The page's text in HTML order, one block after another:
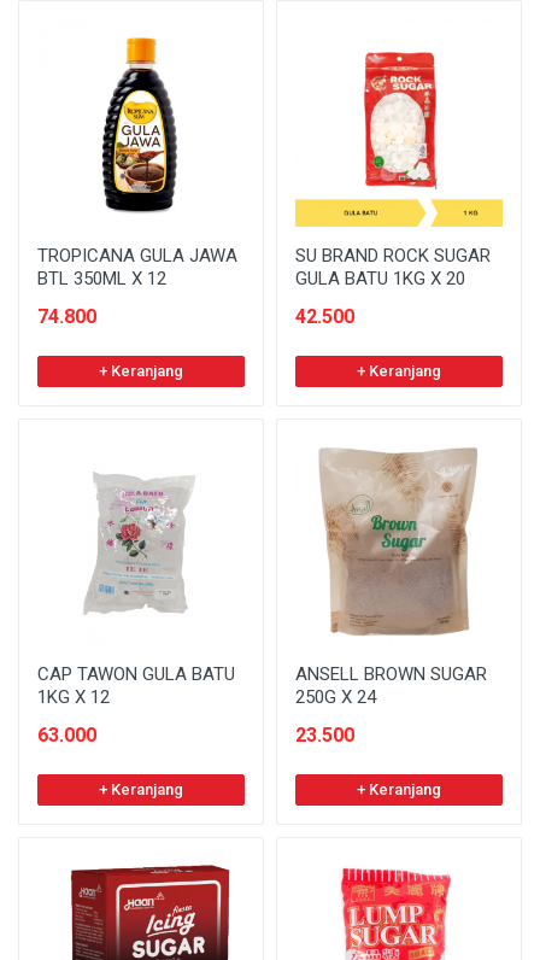
TROPICANA GULA JAWA
BTL 350ML X 12
74.800
+ Keranjang
SU BRAND ROCK SUGAR
GULA BATU 1KG X 20
42.500
+ Keranjang
CAP TAWON GULA BATU
1KG X 12
63.000
+ Keranjang
ANSELL BROWN SUGAR
250G X 24
23.500
+ Keranjang